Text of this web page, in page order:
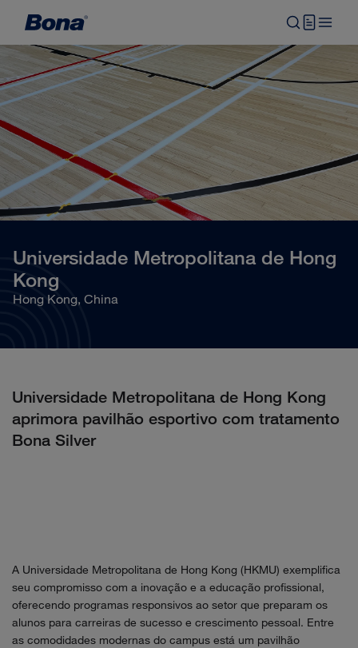
Universidade Metropolitana de Hong
Kong
Hong Kong, China
Universidade Metropolitana de Hong Kong
aprimora pavilhão esportivo com tratamento
Bona Silver
A Universidade Metropolitana de Hong Kong (HKMU) exemplifica
seu compromisso com a inovação e a educação profissional,
oferecendo programas responsivos ao setor que preparam os
alunos para carreiras de sucesso e crescimento pessoal. Entre
as comodidades modernas do campus está um pavilhão